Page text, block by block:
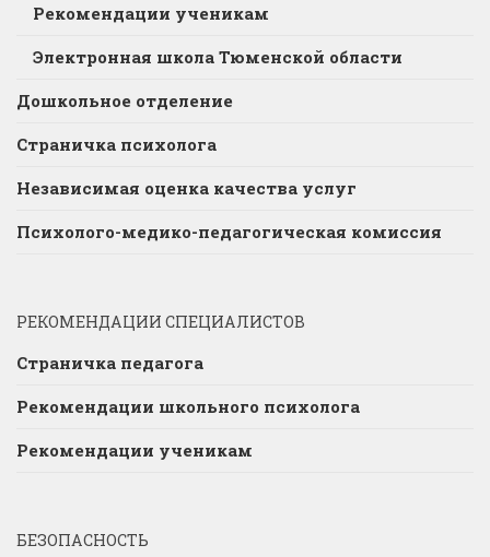
Рекомендации ученикам
Электронная школа Тюменской области
Дошкольное отделение
Страничка психолога
Независимая оценка качества услуг
Психолого-медико-педагогическая комиссия
РЕКОМЕНДАЦИИ СПЕЦИАЛИСТОВ
Страничка педагога
Рекомендации школьного психолога
Рекомендации ученикам
БЕЗОПАСНОСТЬ